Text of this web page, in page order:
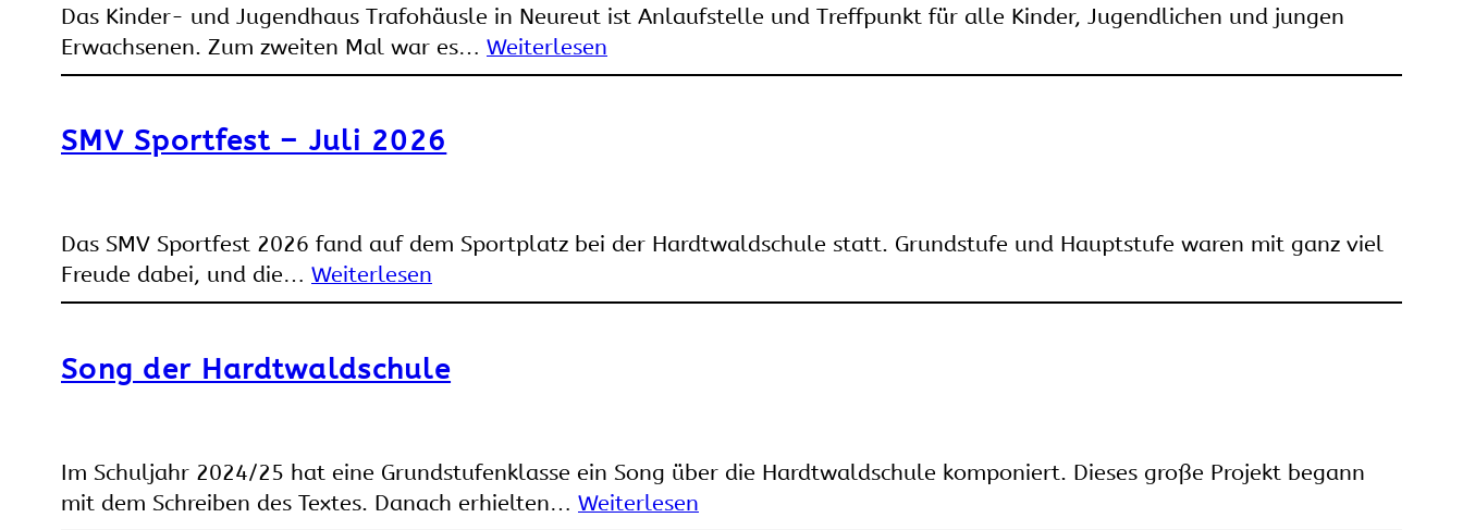
Das Kinder- und Jugendhaus Trafohäusle in Neureut ist Anlaufstelle und Treffpunkt für alle Kinder, Jugendlichen und jungen
Erwachsenen. Zum zweiten Mal war es… Weiterlesen
SMV Sportfest – Juli 2026
Das SMV Sportfest 2026 fand auf dem Sportplatz bei der Hardtwaldschule statt. Grundstufe und Hauptstufe waren mit ganz viel
Freude dabei, und die… Weiterlesen
Song der Hardtwaldschule
Im Schuljahr 2024/25 hat eine Grundstufenklasse ein Song über die Hardtwaldschule komponiert. Dieses große Projekt begann
mit dem Schreiben des Textes. Danach erhielten… Weiterlesen